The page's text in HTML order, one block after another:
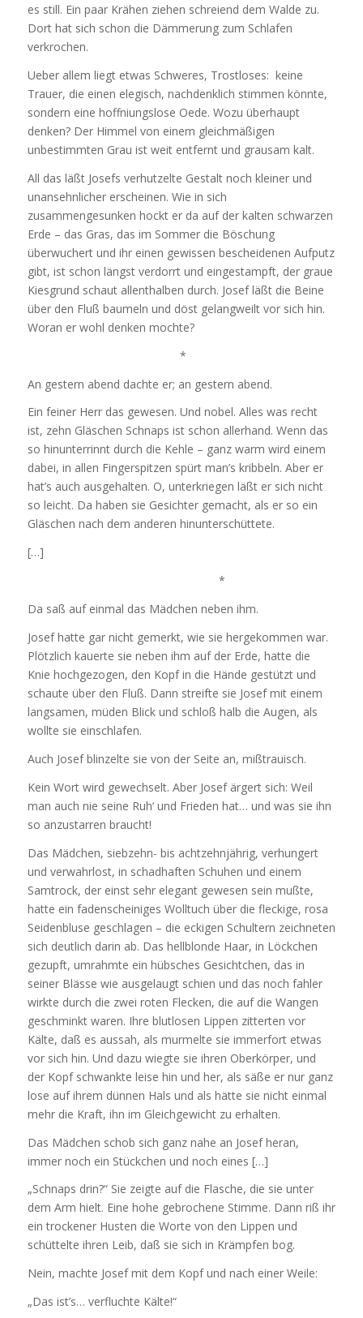
es still. Ein paar Krähen ziehen schreiend dem Walde zu.
Dort hat sich schon die Dämmerung zum Schlafen
verkrochen.
Ueber allem liegt etwas Schweres, Trostloses: keine
Trauer, die einen elegisch, nachdenklich stimmen könnte,
sondern eine hoffniungslose Oede. Wozu überhaupt
denken? Der Himmel von einem gleichmäßigen
unbestimmten Grau ist weit entfernt und grausam kalt.
All das läßt Josefs verhutzelte Gestalt noch kleiner und
unansehnlicher erscheinen. Wie in sich
zusammengesunken hockt er da auf der kalten schwarzen
Erde – das Gras, das im Sommer die Böschung
überwuchert und ihr einen gewissen bescheidenen Aufputz
gibt, ist schon längst verdorrt und eingestampft, der graue
Kiesgrund schaut allenthalben durch. Josef läßt die Beine
über den Fluß baumeln und döst gelangweilt vor sich hin.
Woran er wohl denken mochte?
*
An gestern abend dachte er; an gestern abend.
Ein feiner Herr das gewesen. Und nobel. Alles was recht
ist, zehn Gläschen Schnaps ist schon allerhand. Wenn das
so hinunterrinnt durch die Kehle – ganz warm wird einem
dabei, in allen Fingerspitzen spürt man’s kribbeln. Aber er
hat’s auch ausgehalten. O, unterkriegen läßt er sich nicht
so leicht. Da haben sie Gesichter gemacht, als er so ein
Gläschen nach dem anderen hinunterschüttete.
[…]
*
Da saß auf einmal das Mädchen neben ihm.
Josef hatte gar nicht gemerkt, wie sie hergekommen war.
Plötzlich kauerte sie neben ihm auf der Erde, hatte die
Knie hochgezogen, den Kopf in die Hände gestützt und
schaute über den Fluß. Dann streifte sie Josef mit einem
langsamen, müden Blick und schloß halb die Augen, als
wollte sie einschlafen.
Auch Josef blinzelte sie von der Seite an, mißtrauisch.
Kein Wort wird gewechselt. Aber Josef ärgert sich: Weil
man auch nie seine Ruh‘ und Frieden hat… und was sie ihn
so anzustarren braucht!
Das Mädchen, siebzehn- bis achtzehnjährig, verhungert
und verwahrlost, in schadhaften Schuhen und einem
Samtrock, der einst sehr elegant gewesen sein mußte,
hatte ein fadenscheiniges Wolltuch über die fleckige, rosa
Seidenbluse geschlagen – die eckigen Schultern zeichneten
sich deutlich darin ab. Das hellblonde Haar, in Löckchen
gezupft, umrahmte ein hübsches Gesichtchen, das in
seiner Blässe wie ausgelaugt schien und das noch fahler
wirkte durch die zwei roten Flecken, die auf die Wangen
geschminkt waren. Ihre blutlosen Lippen zitterten vor
Kälte, daß es aussah, als murmelte sie immerfort etwas
vor sich hin. Und dazu wiegte sie ihren Oberkörper, und
der Kopf schwankte leise hin und her, als säße er nur ganz
lose auf ihrem dünnen Hals und als hätte sie nicht einmal
mehr die Kraft, ihn im Gleichgewicht zu erhalten.
Das Mädchen schob sich ganz nahe an Josef heran,
immer noch ein Stückchen und noch eines […]
„Schnaps drin?“ Sie zeigte auf die Flasche, die sie unter
dem Arm hielt. Eine hohe gebrochene Stimme. Dann riß ihr
ein trockener Husten die Worte von den Lippen und
schüttelte ihren Leib, daß sie sich in Krämpfen bog.
Nein, machte Josef mit dem Kopf und nach einer Weile:
„Das ist’s… verfluchte Kälte!“